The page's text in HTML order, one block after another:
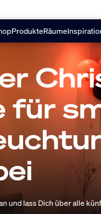
ProdukteRäume
für
und lass Dich über alle